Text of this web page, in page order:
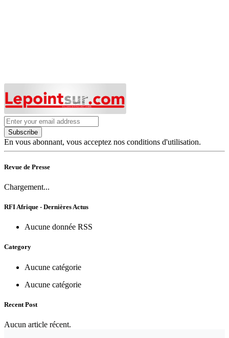
Subscribe
En vous abonnant, vous acceptez nos conditions d'utilisation.
Revue de Presse
Chargement...
RFI Afrique - Dernières Actus
Aucune donnée RSS
Category
Aucune catégorie
Aucune catégorie
Recent Post
Aucun article récent.